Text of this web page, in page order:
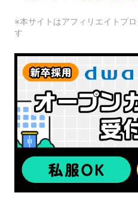
※本サイトはアフィリエイトプ
す